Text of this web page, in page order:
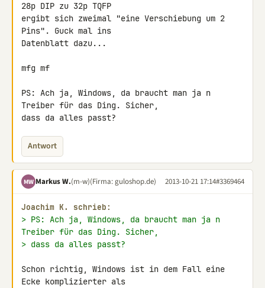
28p DIP zu 32p TQFP
ergibt sich zweimal "eine Verschiebung um 2
Pins". Guck mal ins
Datenblatt dazu...
mfg mf
PS: Ach ja, Windows, da braucht man ja n
Treiber für das Ding. Sicher,
dass da alles passt?
Antwort
MW Markus W.(m-w)(Firma: guloshop.de) 2013-10-21 17:14#3369464
Joachim K. schrieb:
> PS: Ach ja, Windows, da braucht man ja n
Treiber für das Ding. Sicher,
> dass da alles passt?
Schon richtig, Windows ist in dem Fall eine
Ecke komplizierter als